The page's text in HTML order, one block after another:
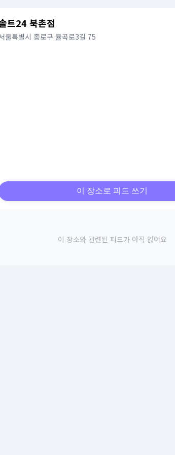
트24 북촌점
울특별시 종로구 율곡로3길 75
이 장소로 피드 쓰기
이 장소와 관련된 피드가 아직 없어요